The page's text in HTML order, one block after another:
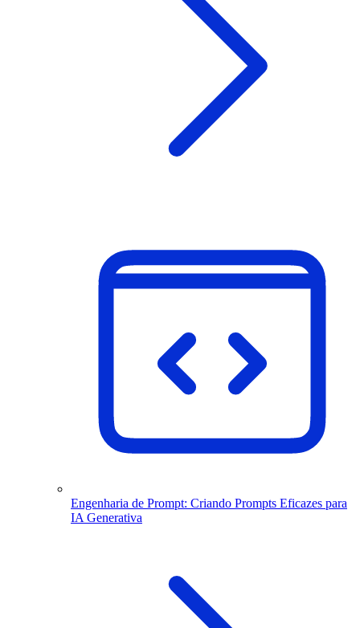
Engenharia de Prompt: Criando Prompts Eficazes para
IA Generativa